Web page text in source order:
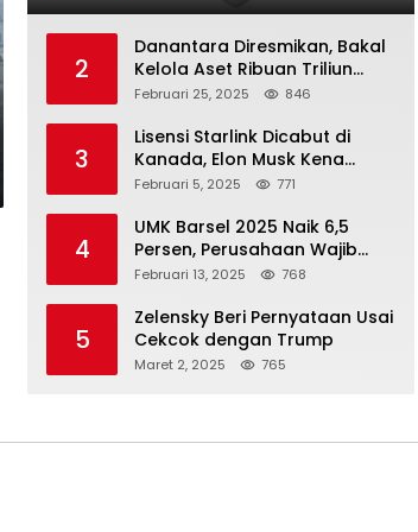
2
Danantara Diresmikan, Bakal
Kelola Aset Ribuan Triliun
Rupiah dari 7 BUMN
Februari 25, 2025 846
3
Lisensi Starlink Dicabut di
Kanada, Elon Musk Kena
Imbas ‘Perang Dagang’
Februari 5, 2025 771
4
UMK Barsel 2025 Naik 6,5
Persen, Perusahaan Wajib
Taat
Februari 13, 2025 768
5
Zelensky Beri Pernyataan Usai
Cekcok dengan Trump
Maret 2, 2025 765